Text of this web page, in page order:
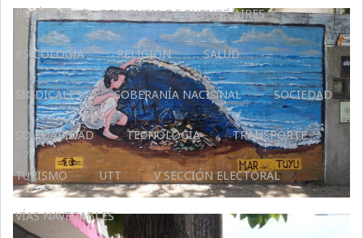
POLÍTICA PROVINCIA DE BUENOS AIRES
PSICOLOGÍA RELIGIÓN SALUD
SINDICALES SOBERANÍA NACIONAL SOCIEDAD
SOLIDARIDAD TECNOLOGÍA TRANSPORTE
TURISMO UTT V SECCIÓN ELECTORAL
VÍAS NAVEGABLES